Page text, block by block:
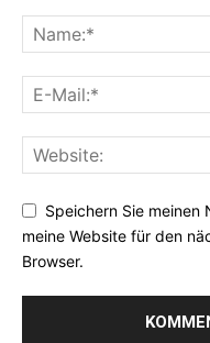
Speichern Sie meinen
meine Website für den
Browser.